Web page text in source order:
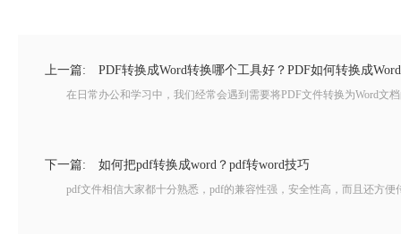
上一篇: PDF转换成Word转换哪个工具好？PDF如何转换成
在日常办公和学习中，我们经常会遇到需要将PDF文件转换为Word文
下一篇: 如何把pdf转换成word？pdf转word技巧
pdf文件相信大家都十分熟悉，pdf的兼容性强，安全性高，而且还方便